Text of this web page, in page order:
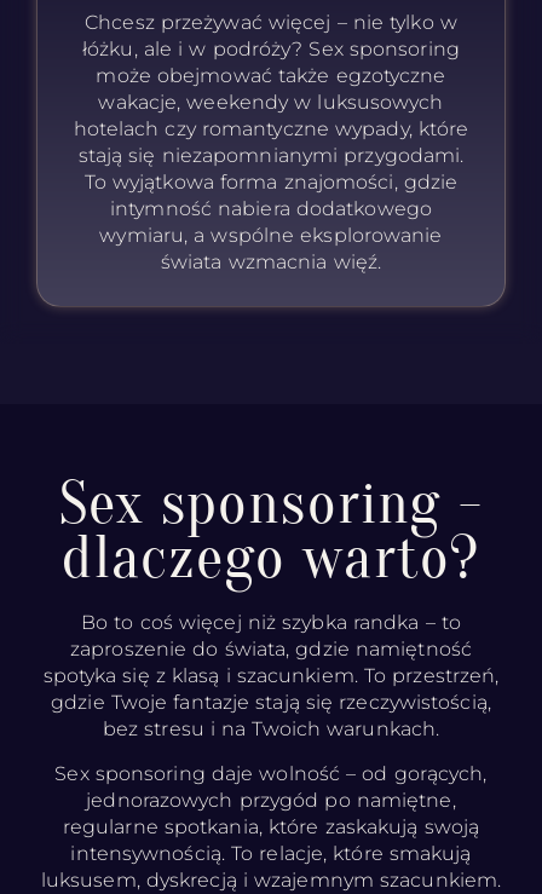
Chcesz przeżywać więcej – nie tylko w
łóżku, ale i w podróży? Sex sponsoring
może obejmować także egzotyczne
wakacje, weekendy w luksusowych
hotelach czy romantyczne wypady, które
stają się niezapomnianymi przygodami.
To wyjątkowa forma znajomości, gdzie
intymność nabiera dodatkowego
wymiaru, a wspólne eksplorowanie
świata wzmacnia więź.
Sex sponsoring -
dlaczego warto?
Bo to coś więcej niż szybka randka – to
zaproszenie do świata, gdzie namiętność
spotyka się z klasą i szacunkiem. To przestrzeń,
gdzie Twoje fantazje stają się rzeczywistością,
bez stresu i na Twoich warunkach.
Sex sponsoring daje wolność – od gorących,
jednorazowych przygód po namiętne,
regularne spotkania, które zaskakują swoją
intensywnością. To relacje, które smakują
luksusem, dyskrecją i wzajemnym szacunkiem.